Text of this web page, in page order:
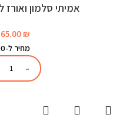
אמיתי סלמון ואורז
₪
מחיר ל-100 גרם: ₪2.65